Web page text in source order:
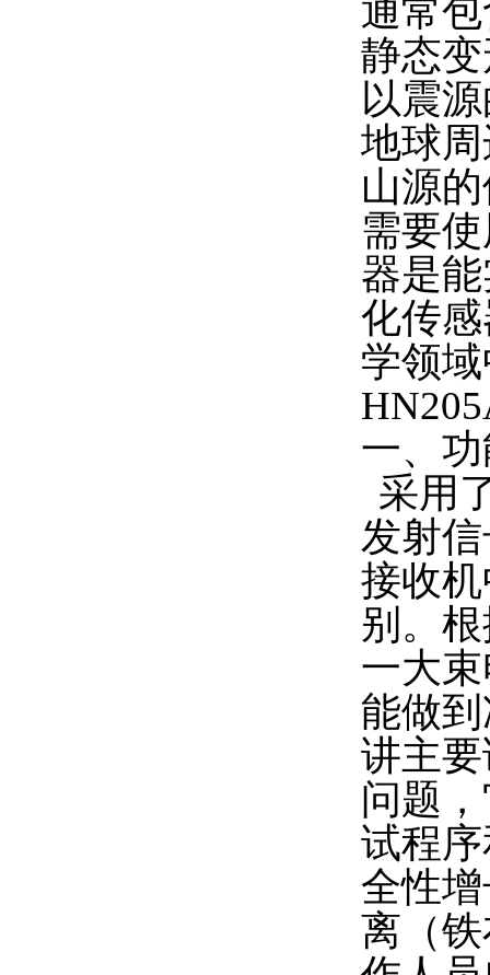
通常
静态
以震
地球
山源
需要
器是
化传
学领
一、
采用
发射
接收
别。
一大
能做
讲主
问题
试程
全性
离（